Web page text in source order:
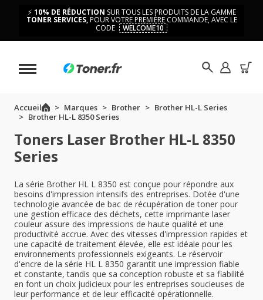
⚡ 10% DE RÉDUCTION SUR TOUS LES PRODUITS DE LA GAMME
TONER SERVICES,POUR VOTRE PREMIÈRE COMMANDE, AVEC LE
CODE
WELCOME10
Accueil Marques Brother
Brother HL-L Series
Brother HL-L 8350 Series
Toners Laser Brother HL-L 8350
Series
La série Brother HL L 8350 est conçue pour répondre aux
besoins d'impression intensifs des entreprises. Dotée d'une
technologie avancée de bac de récupération de toner pour
une gestion efficace des déchets, cette imprimante laser
couleur assure des impressions de haute qualité et une
productivité accrue. Avec des vitesses d'impression rapides et
une capacité de traitement élevée, elle est idéale pour les
environnements professionnels exigeants. Le réservoir
d'encre de la série HL L 8350 garantit une impression fiable
et constante, tandis que sa conception robuste et sa fiabilité
en font un choix judicieux pour les entreprises soucieuses de
leur performance et de leur efficacité opérationnelle.